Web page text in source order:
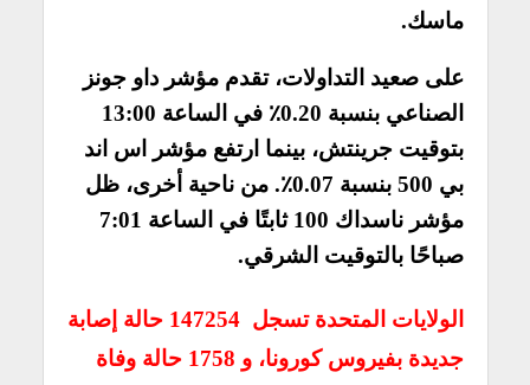
ماسك.
على صعيد التداولات، تقدم مؤشر داو جونز
الصناعي بنسبة 0.20٪ في الساعة 13:00
بتوقيت جرينتش، بينما ارتفع مؤشر اس اند
بي 500 بنسبة 0.07٪. من ناحية أخرى، ظل
مؤشر ناسداك 100 ثابتًا في الساعة 7:01
صباحًا بالتوقيت الشرقي.
الولايات المتحدة تسجل 147254 حالة إصابة
جديدة بفيروس كورونا، و 1758 حالة وفاة